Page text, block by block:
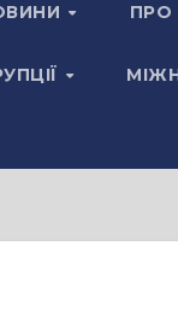
ПРО